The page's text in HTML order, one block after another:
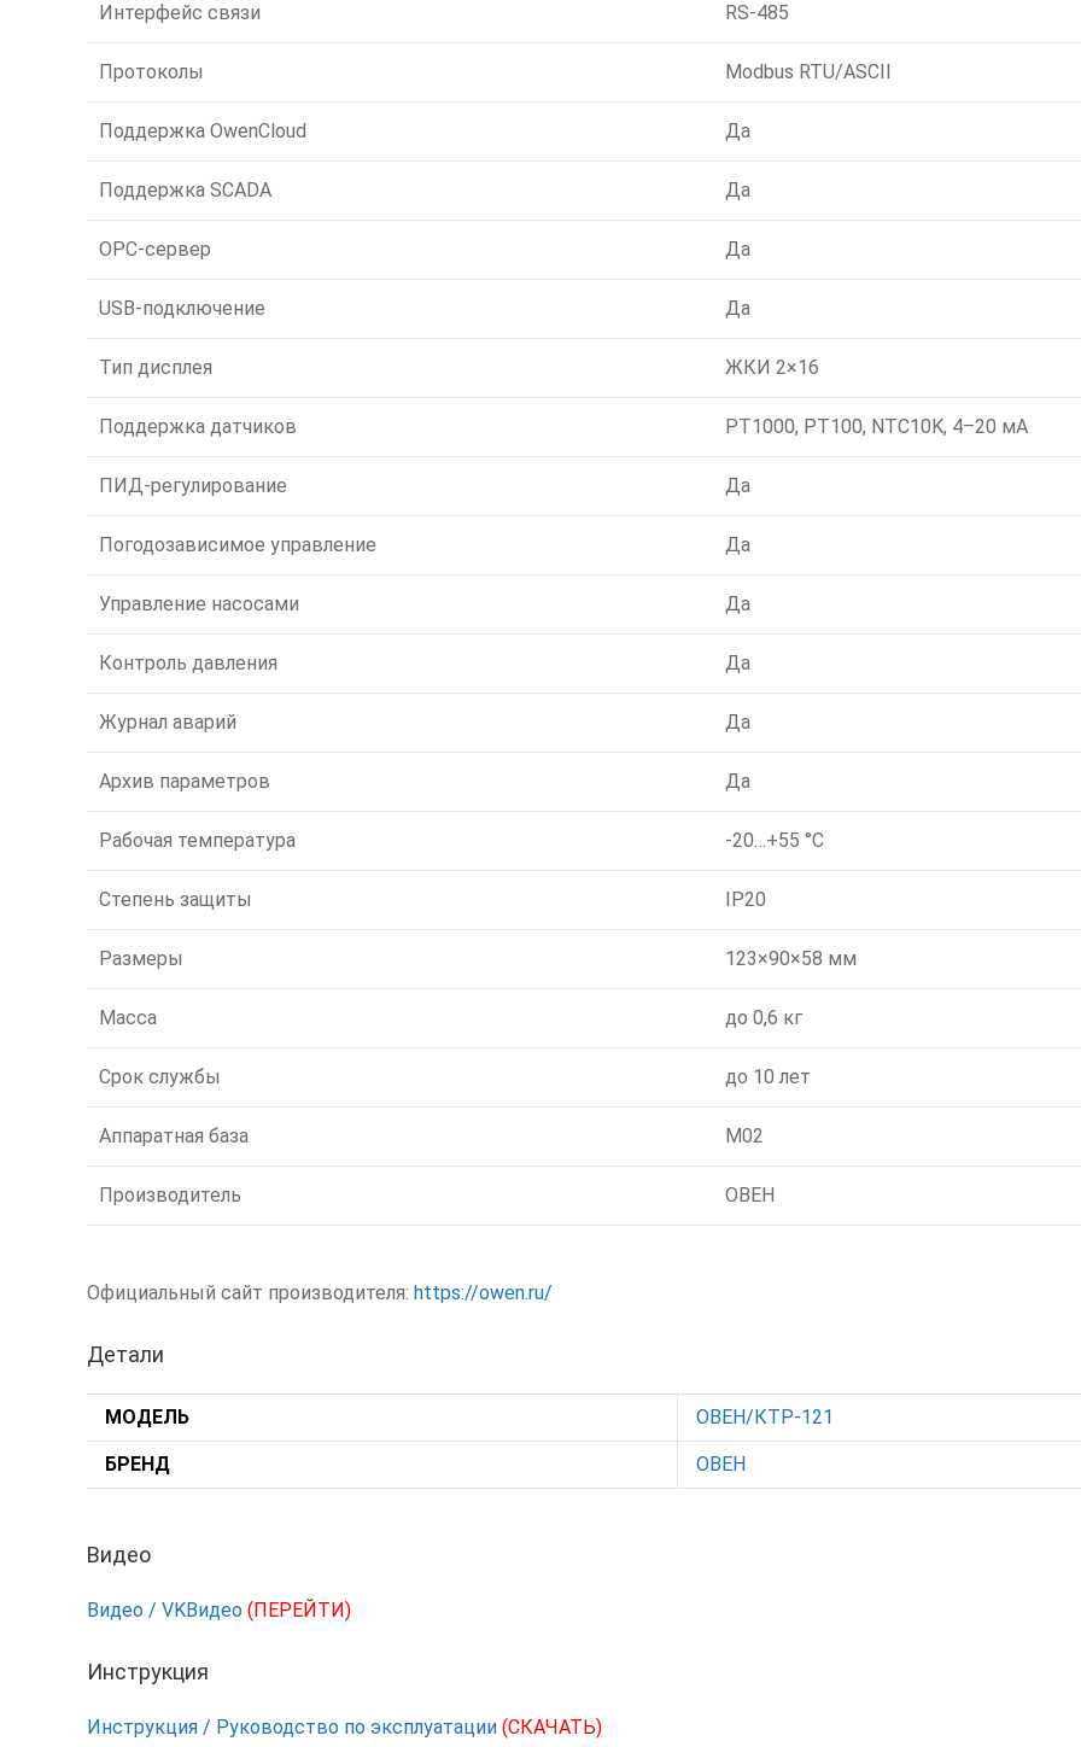
Интерфейс связи RS-485
Протоколы Modbus RTU/ASCII
Поддержка OwenCloud Да
Поддержка SCADA Да
OPC-сервер Да
USB-подключение Да
Тип дисплея ЖКИ 2×16
Поддержка датчиков PT1000, PT100, NTC10K, 4–20 мА
ПИД-регулирование Да
Погодозависимое управление Да
Управление насосами Да
Контроль давления Да
Журнал аварий Да
Архив параметров Да
Рабочая температура -20…+55 °C
Степень защиты IP20
Размеры 123×90×58 мм
Масса до 0,6 кг
Срок службы до 10 лет
Аппаратная база М02
Производитель ОВЕН
Официальный сайт производителя: https://owen.ru/
Детали
МОДЕЛЬ ОВЕН/КТР-121
БРЕНД ОВЕН
Видео
Видео / VKВидео (ПЕРЕЙТИ)
Инструкция
Инструкция / Руководство по эксплуатации (СКАЧАТЬ)